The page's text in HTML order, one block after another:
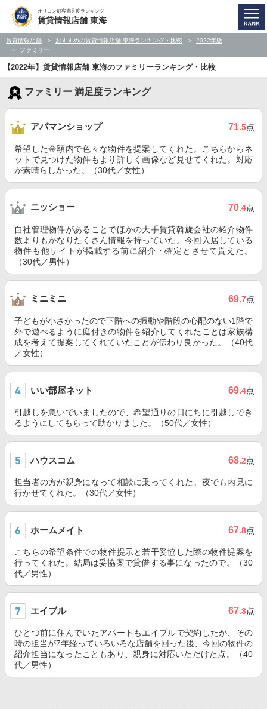
オリコン顧客満足度ランキング
賃貸情報店舗 東海
賃貸情報店舗 おすすめの賃貸情報店舗 東海ランキング・比較
2022年版
ファミリー
【2022年】賃貸情報店舗 東海のファミリーランキング・比較
ファミリー 満足度ランキング
アパマンショップ 71.5点
希望した金額内で色々な物件を提案してくれた。こちらからネ
ットで見つけた物件もより詳しく画像など見せてくれた。対応
が素晴らしかった。（30代／女性）
ニッショー 70.4点
自社管理物件があることでほかの大手賃貸斡旋会社の紹介物件
数よりもかなりたくさん情報を持っていた。今回入居している
物件も他サイトが掲載する前に紹介・確定とさせて貰えた。
（30代／男性）
ミニミニ 69.7点
子どもが小さかったので下階への振動や階段の心配のない1階で
外で遊べるように庭付きの物件を紹介してくれたことは家族構
成を考えて提案してくれていたことが伝わり良かった。（40代
／女性）
いい部屋ネット 69.4点
引越しを急いでいましたので、希望通りの日にちに引越しでき
るようにしてもらって助かりました。（50代／女性）
ハウスコム 68.2点
担当者の方が親身になって相談に乗ってくれた。夜でも内見に
行かせてくれた。（30代／女性）
ホームメイト 67.8点
こちらの希望条件での物件提示と若干妥協した際の物件提案を
行ってくれた。結局は妥協案で貸借する事になったので。（30
代／男性）
エイブル 67.3点
ひとつ前に住んでいたアパートもエイブルで契約したが、その
時の担当が7年経っていろいろな店舗を回った後、今回の物件の
紹介担当になったこともあり、親身に対応いただけた点。（40
代／男性）